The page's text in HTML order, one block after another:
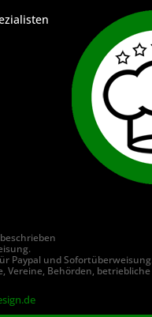
Paypal und
Vereine, Behörden,